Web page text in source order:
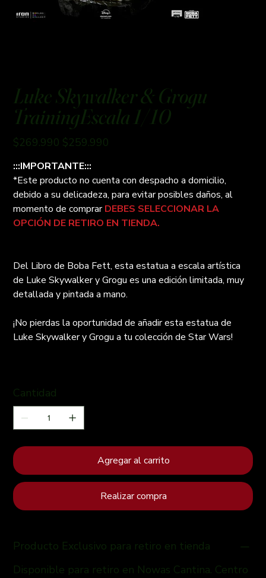
Luke Skywalker & Grogu
TrainingEscala 1/10
Precio
original
$269.990
Precio
de
$259.990
:::IMPORTANTE:::
*Este producto no cuenta con despacho a domicilio,
debido a su delicadeza, para evitar posibles daños, al
momento de comprarDEBES SELECCIONAR LA
OPCIÓN DE RETIRO EN TIENDA.
Del Libro de Boba Fett, esta estatua a escala artística
de Luke Skywalker y Grogu es una edición limitada, muy
detallada y pintada a mano.
¡No pierdas la oportunidad de añadir esta estatua de
Luke Skywalker y Grogu a tu colección de Star Wars!
Cantidad
Agregar al carrito
Realizar compra
Producto Exclusivo para retiro en tienda
Disponible para retiro en Nowas Cantina. Centro